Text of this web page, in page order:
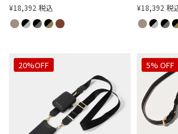
¥18,392 税込
¥18,392 税
20%OFF 5% OFF